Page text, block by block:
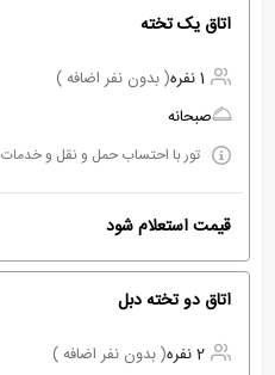
اتاق یک تخته
1 نفره
( بدون نفر اضافه )
صبحانه
تور با احتساب حمل و نقل و خدمات
قیمت استعلام شود
اتاق دو تخته دبل
2 نفره
( بدون نفر اضافه )